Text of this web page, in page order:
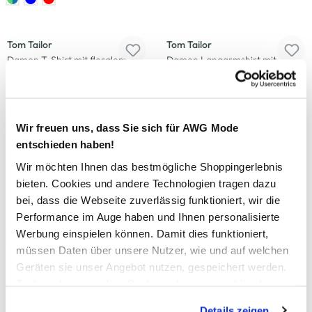
Wir freuen uns, dass Sie sich für AWG Mode
entschieden haben!
Wir möchten Ihnen das bestmögliche Shoppingerlebnis
bieten. Cookies und andere Technologien tragen dazu
bei, dass die Webseite zuverlässig funktioniert, wir die
Performance im Auge haben und Ihnen personalisierte
Werbung einspielen können. Damit dies funktioniert,
müssen Daten über unsere Nutzer, wie und auf welchen
Geräten sie unser Angebot nutzen, gespeichert werden.
Tom Tailor
Damen T-Shirt mit floralem
Tom Tailor
Damen Langarmshirt mit
-25%
Tom Tailor
Damen Shirt mit kurzen Ärmeln
14,99 €
+4 weitere
Tom Tailor
Damen T-Shirt mit Blumenprint
17,99 €
-25%